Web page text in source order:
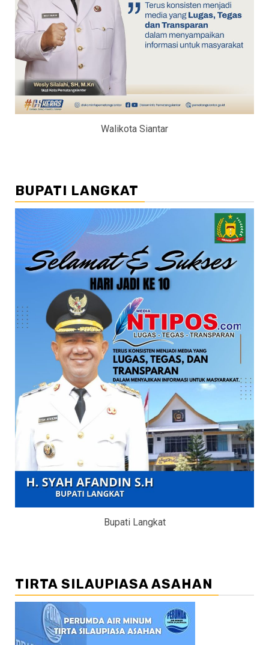
Walikota Siantar
BUPATI LANGKAT
Bupati Langkat
TIRTA SILAUPIASA ASAHAN